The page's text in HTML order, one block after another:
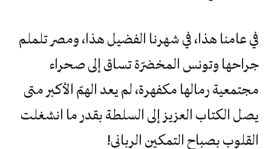
‬القلوب‮ ‬بصباح‮ ‬التمكين‮ ‬الرباني‮!‬